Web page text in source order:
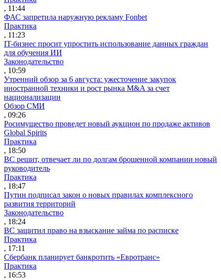
, 11:44
ФАС запретила наружную рекламу Fonbet
Практика
, 11:23
IT-бизнес просит упростить использование данных граждан
для обучения ИИ
Законодательство
, 10:59
Утренний обзор за 6 августа: ужесточение закупок
иностранной техники и рост рынка M&A за счет
национализации
Обзор СМИ
, 09:26
Росимущество проведет новый аукцион по продаже активов
Global Spirits
Практика
, 18:50
ВС решит, отвечает ли по долгам брошенной компании новый
руководитель
Практика
, 18:47
Путин подписал закон о новых правилах комплексного
развития территорий
Законодательство
, 18:24
ВС защитил право на взыскание займа по расписке
Практика
, 17:11
Сбербанк планирует банкротить «Евротранс»
Практика
, 16:53